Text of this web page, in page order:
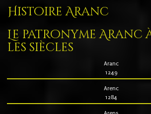
Histoire Aranc
Le patronyme Aranc
les siècles
Aranc
1249
Arenc
1284